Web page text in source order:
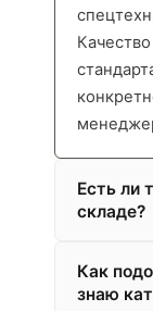
Есть ли
складе?
Как
знаю